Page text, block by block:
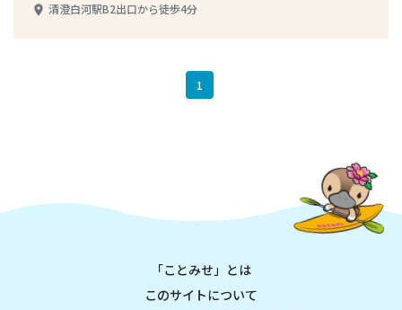
place 清澄白河駅B2出口から徒歩4分
1
「ことみせ」とは
このサイトについて